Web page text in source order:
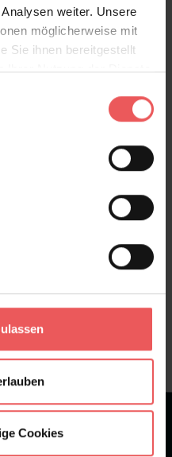
weiter. Unsere
möglicherweise mit
Sie ihnen bereitgestellt
Ihrer Nutzung der Dienste
Cookies
ITALY